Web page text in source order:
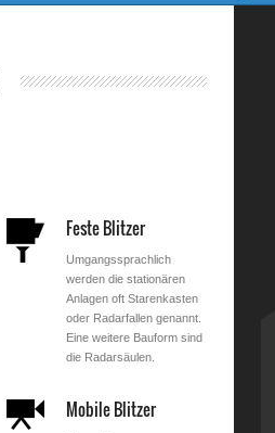
Feste Blitzer
Umgangssprachlich
werden die stationären
Anlagen oft Starenkasten
oder Radarfallen genannt.
Eine weitere Bauform sind
die Radarsäulen.
Mobile Blitzer